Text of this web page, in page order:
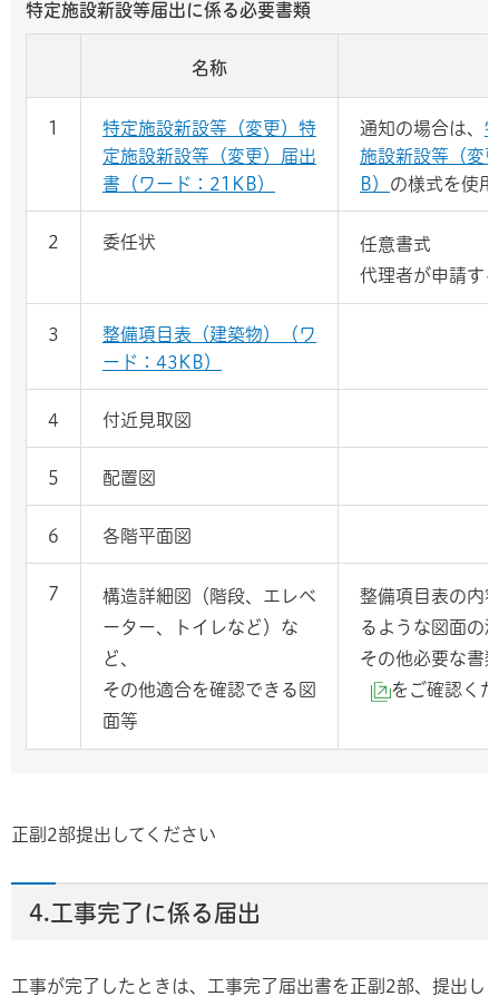
特定施設新設等届出に係る必要書類
名称
1
特定施設新設等（変更）特
定施設新設等（変更）届出
書（ワード：21KB）
通知の場合は、
施設新設等（変
B） の様式を使
2 委任状
任意書式
代理者が申請す
3
整備項目表（建築物）（ワ
ード：43KB）
4 付近見取図
5 配置図
6 各階平面図
7
構造詳細図（階段、エレベ
ーター、トイレなど）な
ど、
その他適合を確認できる図
面等
整備項目表の内
るような図面の
その他必要な書
（外部サイ
をご確認く
正副2部提出してください
4.工事完了に係る届出
工事が完了したときは、工事完了届出書を正副2部、提出し